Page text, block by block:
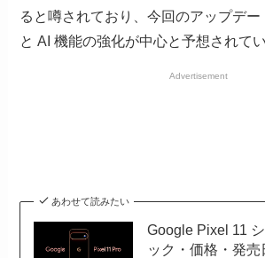
ると噂されており、今回のアップデ
と AI 機能の強化が中心と予想されてい
Advertisement
あわせて読みたい
Google Pixel 11
ック・価格・発